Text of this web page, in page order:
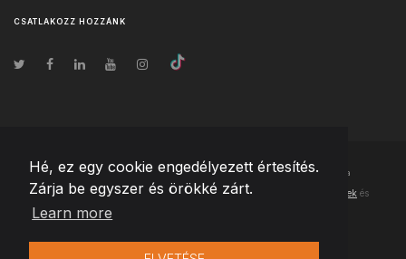
Hé, ez egy cookie engedélyezett értesítés.
Zárja be egyszer és örökké zárt.
Learn more
CSATLAKOZZ HOZZÁNK
© Szerzői jog2026 Team Extension Hungary- Minden jog fenntartva
Changelog ● Ezen webhely használatával elfogadja Használati feltételek és